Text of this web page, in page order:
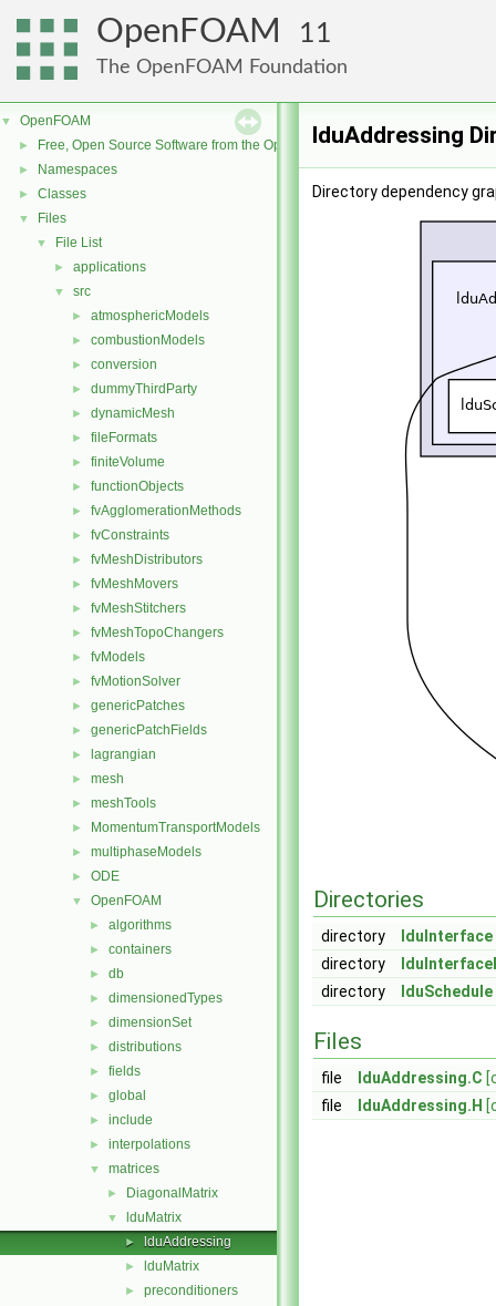
OpenFOAM 11
The OpenFOAM Foundation
▼ OpenFOAM
► Free, Open Source Software from the OpenFOAM Foundation
► Namespaces
► Classes
▼ Files
▼ File List
► applications
▼ src
► atmosphericModels
► combustionModels
► conversion
► dummyThirdParty
► dynamicMesh
► fileFormats
► finiteVolume
► functionObjects
► fvAgglomerationMethods
► fvConstraints
► fvMeshDistributors
► fvMeshMovers
► fvMeshStitchers
► fvMeshTopoChangers
► fvModels
► fvMotionSolver
► genericPatches
► genericPatchFields
► lagrangian
► mesh
► meshTools
► MomentumTransportModels
► multiphaseModels
► ODE
▼ OpenFOAM
► algorithms
► containers
► db
► dimensionedTypes
► dimensionSet
► distributions
► fields
► global
► include
► interpolations
▼ matrices
► DiagonalMatrix
▼ lduMatrix
► lduAddressing
► lduMatrix
► preconditioners
lduAddressing
Directory dependency
Directories
directory
lduInterface
directory
directory
lduSchedule
Files
file lduAddressing.C
file
lduAddressing.H